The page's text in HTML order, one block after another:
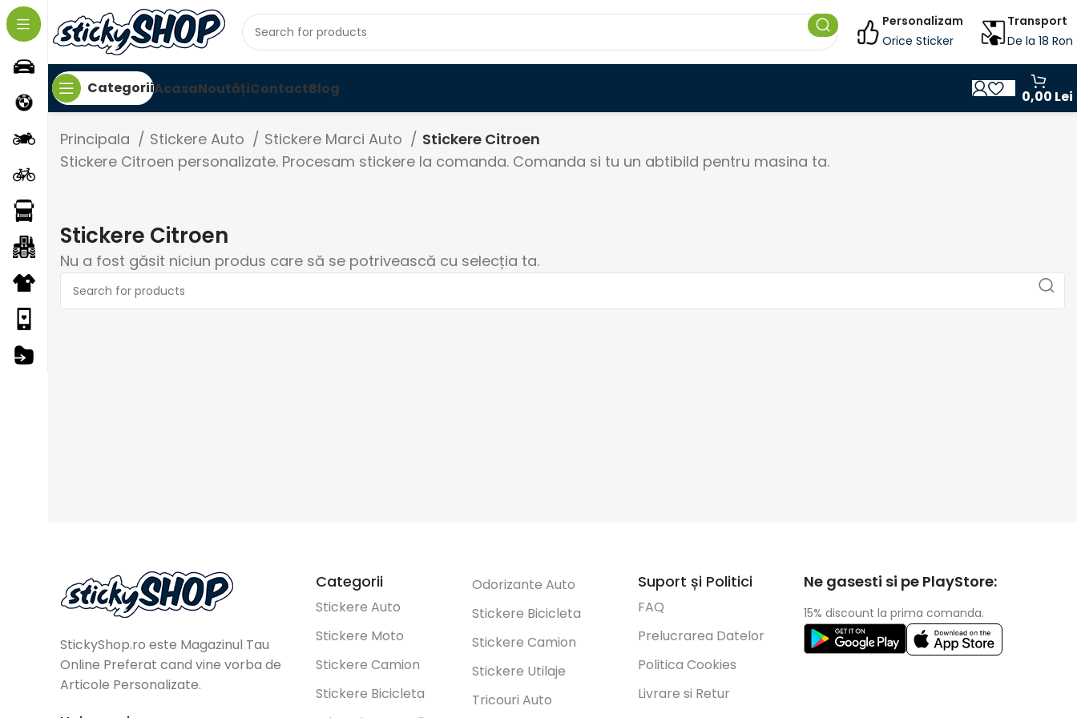
Personalizam
Orice Sticker
Transport
De la 18 Ron
CategoriiAcasaNoutățiContactBlog 0,00 Lei
Principala Stickere Auto Stickere Marci Auto
Stickere Citroen
Stickere Citroen personalizate. Procesam stickere la comanda. Comanda si tu un abtibild pentru masina ta.
Stickere Citroen
Nu a fost găsit niciun produs care să se potrivească cu selecția ta.
StickyShop.ro este Magazinul Tau
Online Preferat cand vine vorba de
Articole Personalizate.
Categorii
Stickere Auto
Stickere Moto
Stickere Camion
Stickere Bicicleta
Odorizante Auto
Stickere Bicicleta
Stickere Camion
Stickere Utilaje
Tricouri Auto
Suport și Politici
FAQ
Prelucrarea Datelor
Politica Cookies
Livrare si Retur
Ne gasesti si pe PlayStore:
15% discount la prima comanda.